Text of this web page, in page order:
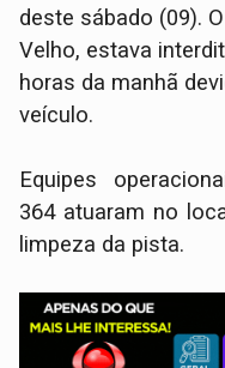
deste sábado (09).
Velho, estava
horas da manhã
veículo.
​Equipes
364 atuaram no
limpeza da pista.